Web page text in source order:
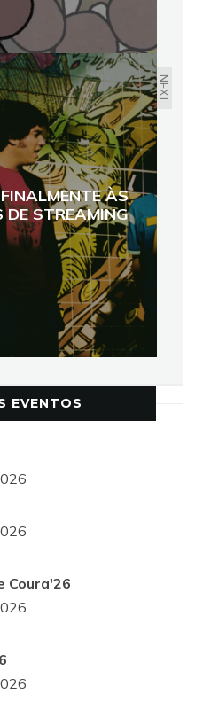
NEXT
ÀS
STREAMING
EVENTOS
Coura'26